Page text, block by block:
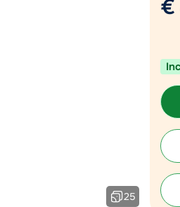
Plan
Chat met
Bel
25
€